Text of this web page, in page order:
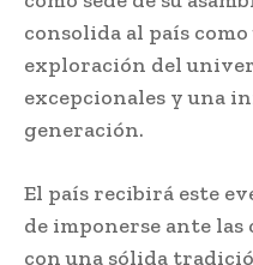
consolida al país
exploración del
excepcionales y una
generación.
El país recibirá este
de imponerse ante las
con una sólida